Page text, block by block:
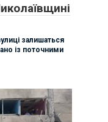
залишаться
із поточними